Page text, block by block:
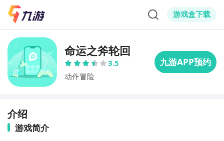
游戏盒下载
命运之斧轮回
3.5
动作冒险
介绍
游戏简介